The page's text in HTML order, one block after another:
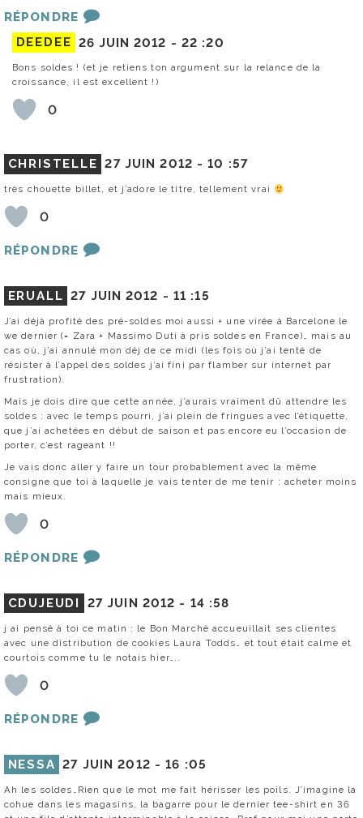
RÉPONDRE
DEEDEE 26 JUIN 2012 - 22 :20
Bons soldes ! (et je retiens ton argument sur la relance de la
croissance, il est excellent !)
0
CHRISTELLE 27 JUIN 2012 -10 :57
très chouette billet, et j’adore le titre, tellement vrai
0
RÉPONDRE
ERUALL 27 JUIN 2012 - 11 :15
J’ai déjà profité des pré-soldes moi aussi + une virée à Barcelone le
we dernier (= Zara + Massimo Duti à pris soldes en France)… mais au
cas où, j’ai annulé mon déj de ce midi (les fois où j’ai tenté de
résister à l’appel des soldes j’ai fini par flamber sur internet par
frustration).
Mais je dois dire que cette année, j’aurais vraiment dû attendre les
soldes : avec le temps pourri, j’ai plein de fringues avec l’étiquette,
que j’ai achetées en début de saison et pas encore eu l’occasion de
porter, c’est rageant !!
Je vais donc aller y faire un tour probablement avec la même
consigne que toi à laquelle je vais tenter de me tenir : acheter moins
mais mieux.
0
RÉPONDRE
CDUJEUDI 27 JUIN 2012 - 14 :58
j ai pensé à toi ce matin : le Bon Marché accueuillait ses clientes
avec une distribution de cookies Laura Todds… et tout était calme et
courtois comme tu le notais hier…..
0
RÉPONDRE
NESSA 27 JUIN 2012 -16 :05
Ah les soldes…Rien que le mot me fait hérisser les poils. J’imagine la
cohue dans les magasins, la bagarre pour le dernier tee-shirt en 36